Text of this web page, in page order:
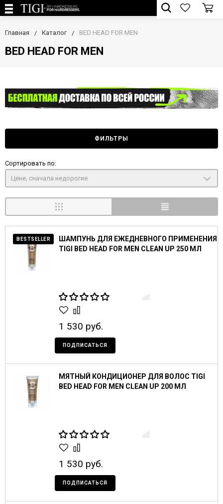
Главная Каталог BED HEAD FOR MEN
BED HEAD FOR MEN
ФИЛЬТРЫ
Сортировать по:
Цене, сначала недорогие
BESTSELLER
ШАМПУНЬ ДЛЯ ЕЖЕДНЕВНОГО ПРИМЕНЕНИЯ
TIGI BED HEAD FOR MEN CLEAN UP 250 МЛ
1 530 руб.
ПОДПИСАТЬСЯ
МЯТНЫЙ КОНДИЦИОНЕР ДЛЯ ВОЛОС TIGI
BED HEAD FOR MEN CLEAN UP 200 МЛ
1 530 руб.
ПОДПИСАТЬСЯ